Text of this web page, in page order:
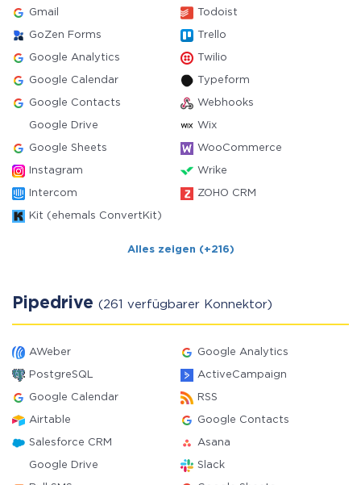
Gmail Todoist
GoZen Forms Trello
Google Analytics Twilio
Google Calendar Typeform
Google Contacts Webhooks
Google Drive Wix
Google Sheets WooCommerce
Instagram Wrike
Intercom ZOHO CRM
Kit (ehemals ConvertKit)
Alles zeigen (+216)
Pipedrive (261 verfügbarer Konnektor)
AWeber Google Analytics
PostgreSQL ActiveCampaign
Google Calendar RSS
Airtable Google Contacts
Salesforce CRM Asana
Google Drive Slack